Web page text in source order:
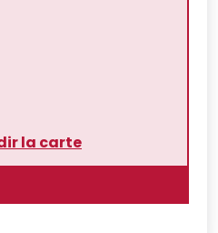
la carte